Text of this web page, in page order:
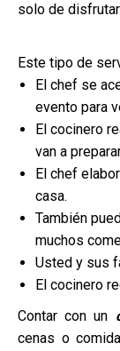
solo de
Este tipo de
El chef se
evento para
El cocinero
van a
El chef
casa.
También
muchos
Usted y sus
El cocinero
Contar con un
cenas o